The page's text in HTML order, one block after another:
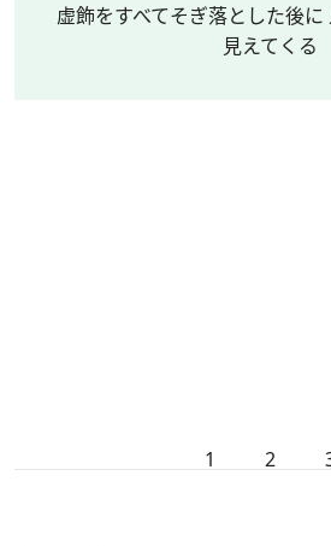
虚飾をすべてそぎ落とした後
見えてくる
1 2